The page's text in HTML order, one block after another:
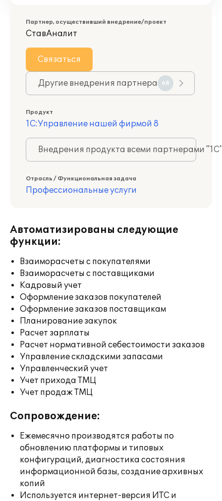
Партнер, осуществивший внедрение/проект
СтавАналит
Связаться
Другие внедрения партнера 68
Продукт
1С:Управление нашей фирмой 8
Внедрения продукта всеми партнерами
Отрасль / Функциональная задача
Профессиональные услуги
Автоматизированы следующие
функции:
Взаиморасчеты с покупателями
Взаиморасчеты с поставщиками
Кадровый учет
Оформление заказов покупателей
Оформление заказов поставщикам
Планирование закупок
Расчет зарплаты
Расчет нормативной себестоимости заказов
Управление складскими запасами
Управленческий учет
Учет прихода ТМЦ
Учет продаж ТМЦ
Сопровождение:
Ежемесячно производятся работы по
обновлению платформы и типовых
конфигураций, диагностика состояния
информационной базы, создание архивных
копий
Используется интернет-версия ИТС и